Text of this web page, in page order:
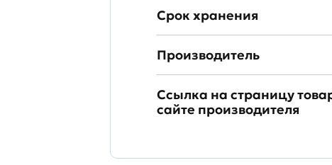
Срок хранения
Производитель
Ссылка на страницу
сайте производителя